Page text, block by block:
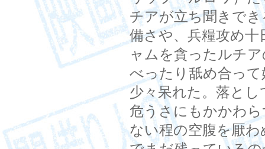
チアが立ち聞きで
備さや、兵糧攻め
ャムを貪ったルチ
べったり舐め合っ
少々呆れた。落と
危うさにもかかわ
ない程の空腹を厭